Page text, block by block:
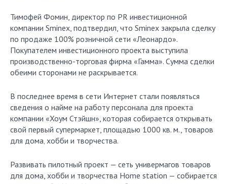
Тимофей Фомин, директор по PR инвестиционной
компании Sminex, подтвердил, что Sminex закрыла сделку
по продаже 100% розничной сети «Леонардо».
Покупателем инвестиционного проекта выступила
производственно-торговая фирма «Гамма». Сумма сделки
обеими сторонами не раскрывается.
В последнее время в сети Интернет стали появляться
сведения о найме на работу персонала для проекта
компании «Хоум Стэйшн», которая собирается открывать
свой первый супермаркет, площадью 1000 кв. м., товаров
для дома‚ хобби и творчества.
Развивать пилотный проект — сеть универмагов товаров
для дома, хобби и творчества Home station — собирается